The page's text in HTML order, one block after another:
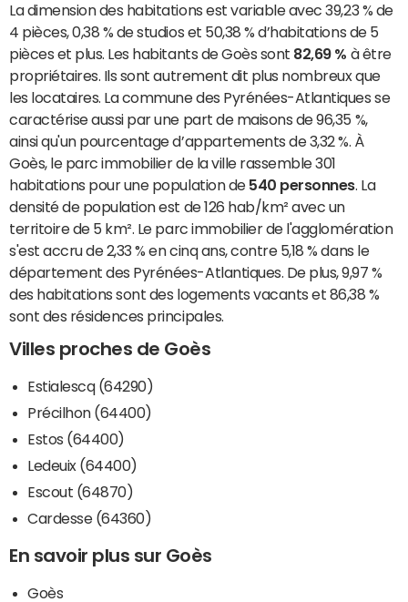
La dimension des habitations est variable avec 39,23 % de
4 pièces, 0,38 % de studios et 50,38 % d’habitations de 5
pièces et plus. Les habitants de Goès sont 82,69 % à être
propriétaires. Ils sont autrement dit plus nombreux que
les locataires. La commune des Pyrénées-Atlantiques se
caractérise aussi par une part de maisons de 96,35 %,
ainsi qu'un pourcentage d’appartements de 3,32 %. À
Goès, le parc immobilier de la ville rassemble 301
habitations pour une population de 540 personnes. La
densité de population est de 126 hab/km² avec un
territoire de 5 km². Le parc immobilier de l'agglomération
s'est accru de 2,33 % en cinq ans, contre 5,18 % dans le
département des Pyrénées-Atlantiques. De plus, 9,97 %
des habitations sont des logements vacants et 86,38 %
sont des résidences principales.
Villes proches de Goès
Estialescq (64290)
Précilhon (64400)
Estos (64400)
Ledeuix (64400)
Escout (64870)
Cardesse (64360)
En savoir plus sur Goès
Goès